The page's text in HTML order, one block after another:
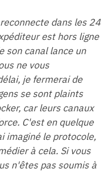
dans les 24
est hors ligne
son canal lance un
ne vous
je fermerai de
se sont plaints
car leurs canaux
C'est en quelque
imaginé le protocole,
à cela. Si vous
n'êtes pas soumis à